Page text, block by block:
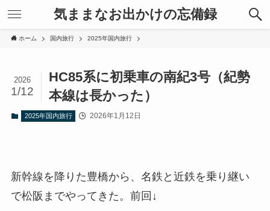
気ままなお出かけの忘備録
ホーム 国内旅行 2025年国内旅行
HC85系に初乗車の南紀3号（紀勢
本線は長かった）
2026
1/12
2025年国内旅行 2026年1月12日
新幹線を降りた豊橋から、名鉄と近鉄を乗り継い
で松阪までやってきた。前回↓